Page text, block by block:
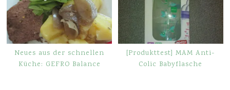
Neues aus der schnellen
Küche: GEFRO Balance
[Produkttest] MAM Anti-
Colic Babyflasche